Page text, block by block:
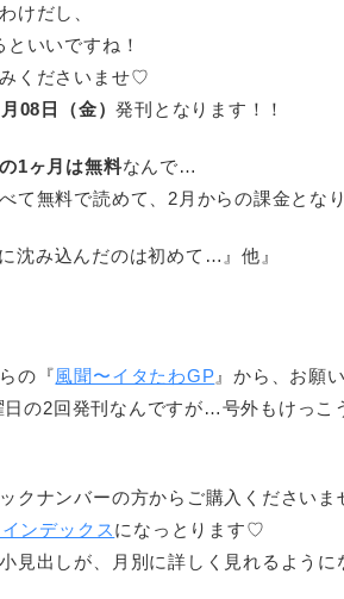
けだし、
いいですね！
くださいませ♡
08日（金）発刊となります！！
1ヶ月は無料なんで…
て無料で読めて、2月からの課金となり
沈み込んだのは初めて…』他』
の『風聞〜イタたわGP 』から、お願
の2回発刊なんですが…号外もけっこ
クナンバーの方からご購入くださいま
ンデックスになっとります♡
見出しが、月別に詳しく見れるように